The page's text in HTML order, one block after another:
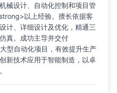
械设计、自动化控制和项目管
以上经验。擅长依据客
计、详细设计及优化，精通三
真。成功主导并交付
型自动化项目，有效提升生产
新技术应用于智能制造，以卓